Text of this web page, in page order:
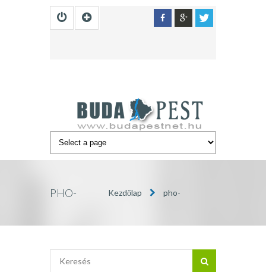
PHO-
ETTEREM-
BUDAPEST00010
Kezdőlap
pho-
budapest00010